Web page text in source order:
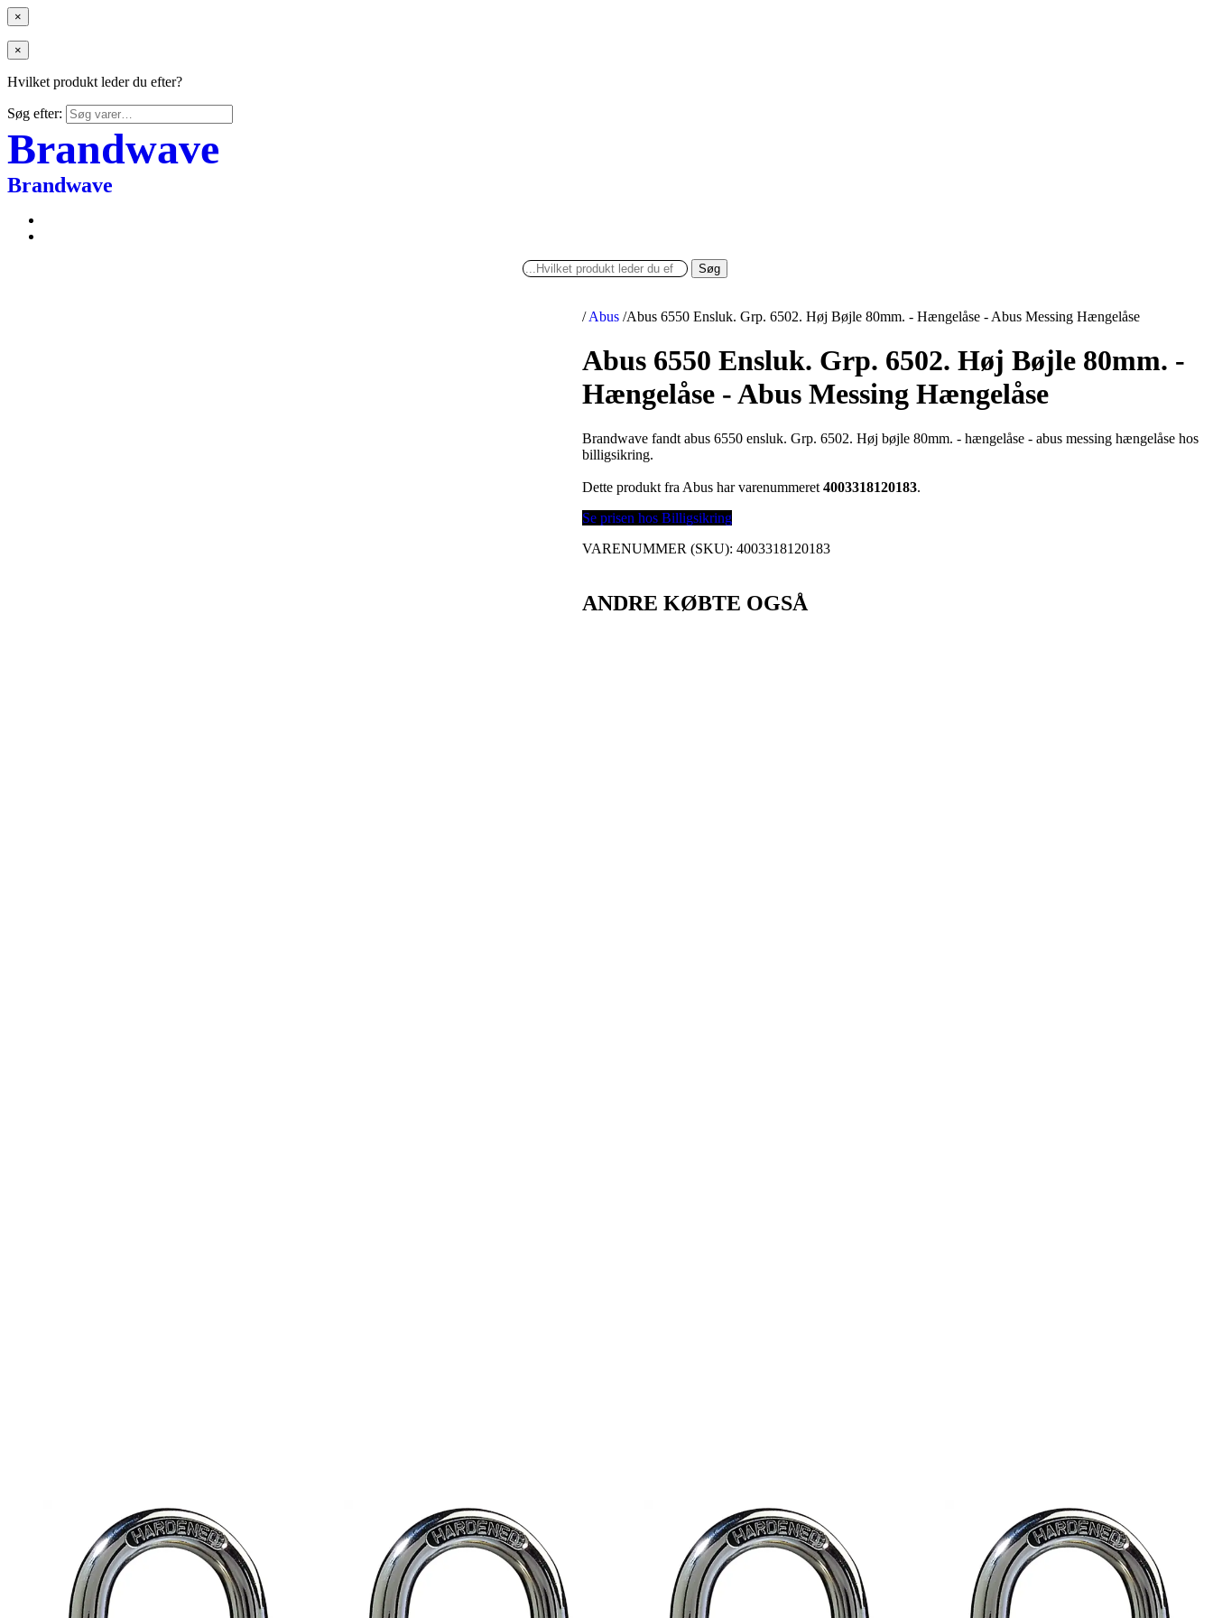
×
×
Hvilket produkt leder du efter?
Søg efter:
Brandwave
Brandwave
Søg
/ Abus /Abus 6550 Ensluk. Grp. 6502. Høj Bøjle 80mm. - Hængelåse - Abus Messing Hængelåse
Abus 6550 Ensluk. Grp. 6502. Høj Bøjle 80mm. -
Hængelåse - Abus Messing Hængelåse
Brandwave fandt abus 6550 ensluk. Grp. 6502. Høj bøjle 80mm. - hængelåse - abus messing hængelåse hos
billigsikring.
Dette produkt fra Abus har varenummeret4003318120183.
Se prisen hos Billigsikring
VARENUMMER (SKU):4003318120183
ANDRE KØBTE OGSÅ